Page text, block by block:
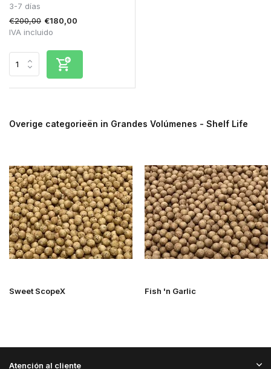
3-7 días
€200,00 €180,00
IVA incluido
Overige categorieën in Grandes Volúmenes - Shelf Life
Sweet ScopeX Fish 'n Garlic
Atención al cliente